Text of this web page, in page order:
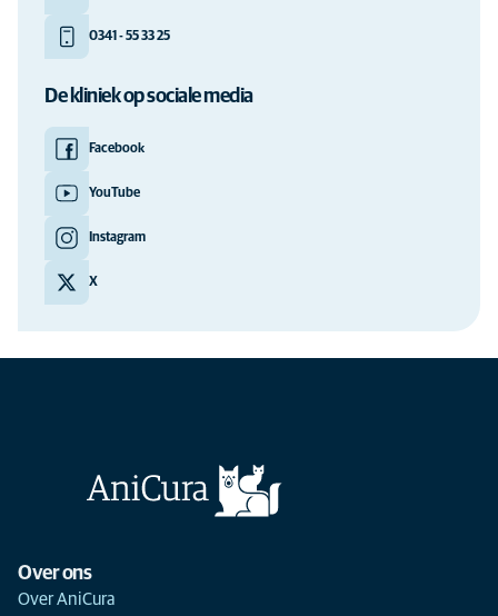
0341 - 55 33 25
De kliniek op sociale media
Facebook
YouTube
Instagram
X
Over ons
Over AniCura